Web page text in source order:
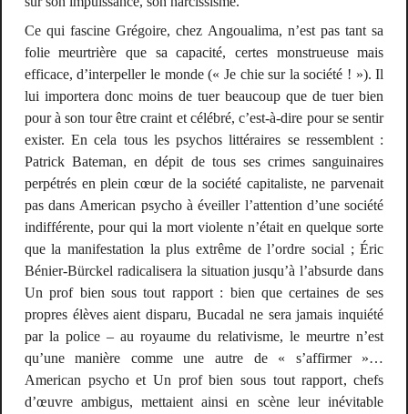
Ce qui fascine Grégoire, chez Angoualima, n’est pas tant sa
folie meurtrière que sa capacité, certes monstrueuse mais
efficace, d’interpeller le monde (« Je chie sur la société ! »). Il
lui importera donc moins de tuer beaucoup que de tuer bien
pour à son tour être craint et célébré, c’est-à-dire pour se sentir
exister. En cela tous lespsychos littéraires se ressemblent :
Patrick Bateman, en dépit de tous ses crimes sanguinaires
perpétrés en plein cœur de la société capitaliste, ne parvenait
pas dans American psychoà éveiller l’attention d’une société
indifférente, pour qui la mort violente n’était en quelque sorte
que la manifestation la plus extrême de l’ordre social ; Éric
Bénier-Bürckel radicalisera la situation jusqu’à l’absurde dans
Un prof bien sous tout rapport: bien que certaines de ses
propres élèves aient disparu, Bucadal ne sera jamais inquiété
par la police – au royaume du relativisme, le meurtre n’est
qu’une manière comme une autre de « s’affirmer »…
American psychoet Un prof bien sous tout rapport, chefs
d’œuvre ambigus, mettaient ainsi en scène leur inévitable